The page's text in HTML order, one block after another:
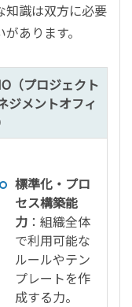
知識は双方に必要
あります。
（プロジェクト
ジメントオフィ
標準化・プロ
セス構築能
力 ：組織全体
で利用可能な
ルールやテン
プレートを作
成する力。